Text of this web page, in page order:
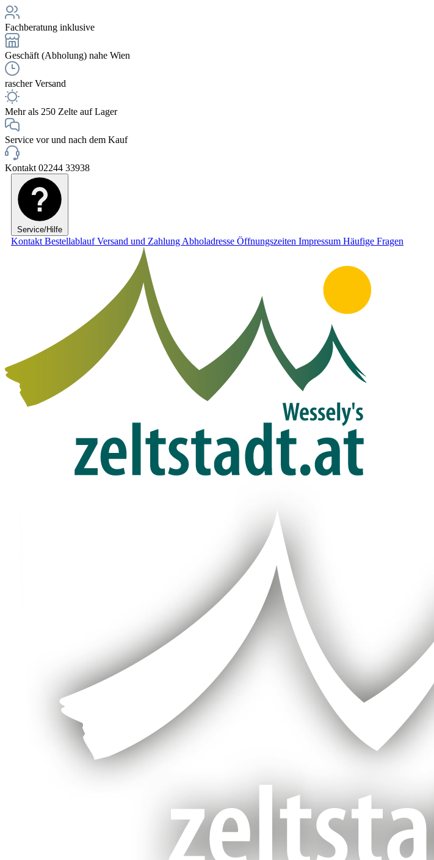
Fachberatung inklusive
Geschäft (Abholung) nahe Wien
rascher Versand
Mehr als 250 Zelte auf Lager
Service vor und nach dem Kauf
Kontakt 02244 33938
Service/Hilfe
Kontakt BestellablaufVersand und Zahlung Abholadresse Öffnungszeiten Impressum Häufige Fragen